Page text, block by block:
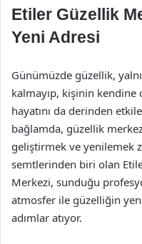
Etiler Güzellik
Yeni Adresi
Günümüzde güzellik,
kalmayıp, kişinin
hayatını da derinden
bağlamda, güzellik
geliştirmek ve yenilemek
semtlerinden biri olan
Merkezi, sunduğu
atmosfer ile güzelliğin
adımlar atıyor.